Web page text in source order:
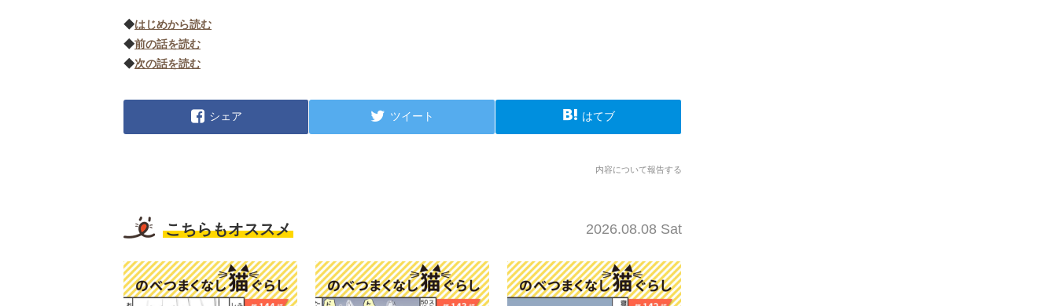
◆はじめから読む
◆前の話を読む
◆次の話を読む
シェア ツイート はてブ
内容について報告する
こちらもオススメ 2026.08.08 Sat